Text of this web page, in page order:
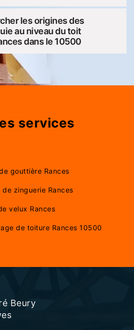
les origines des
au niveau du toit
dans le 10500
services
gouttière Rances
zinguerie Rances
velux Rances
de toiture Rances 10500
Beury